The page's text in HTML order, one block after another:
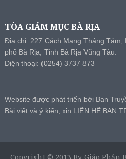
TÒA GIÁM MỤC BÀ RỊA
Địa chỉ: 227 Cách Mạng Tháng
phố Bà Rịa, Tỉnh Bà Rịa Vũng Tàu.
Điện thoại: (0254) 3737 873
Website được phát triển bởi Ban
Bài viết và ý kiến, xin LIÊN HỆ BAN
Copyright © 2013 By Giáo Phận